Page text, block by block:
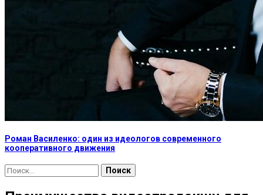
Роман Василенко: один из идеологов современного
кооперативного движения
Найти: